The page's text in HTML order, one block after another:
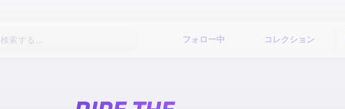
フォロー中 コレクション